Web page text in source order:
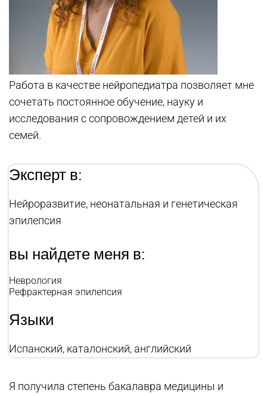
Работа в качестве нейропедиатра позволяет мне
сочетать постоянное обучение, науку и
исследования с сопровождением детей и их
семей.
Эксперт в:
Нейроразвитие, неонатальная и генетическая
эпилепсия
вы найдете меня в:
Неврология
Рефрактерная эпилепсия
Языки
Испанский, каталонский, английский
Я получила степень бакалавра медицины и